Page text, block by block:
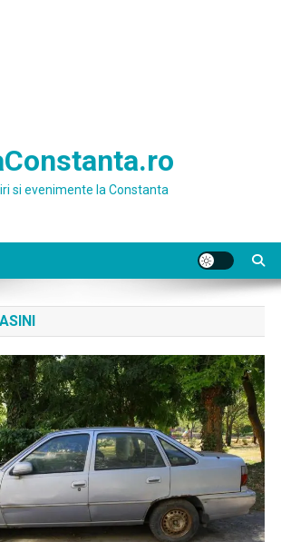
si evenimente la Constanta